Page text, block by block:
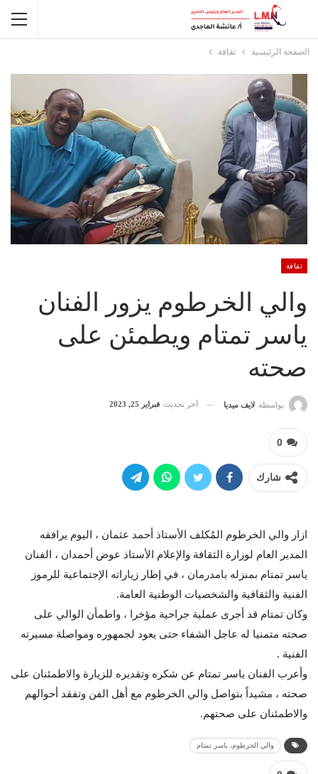
الصفحة الرئيسية ثقافة
ثقافة
والي الخرطوم يزور الفنان
ياسر تمتام ويطمئن على
صحته
بواسطة لايف ميديا آخر تحديث فبراير 25, 2023
0
شارك
ازار والي الخرطوم المُكلف الأستاذ أحمد عثمان ، اليوم يرافقه
المدير العام لوزارة الثقافة والإعلام الأستاذ عوض أحمدان ، الفنان
ياسر تمتام بمنزله بامدرمان ، في إطار زياراته الإجتماعية للرموز
الفنية والثقافية والشخصيات الوطنية العامة.
وكان تمتام قد أجرى عملية جراحية مؤخرا ، واطمأن الوالي على
صحته متمنيا له عاجل الشفاء حتى يعود لجمهوره ومواصلة مسيرته
الفنية .
وأعرب الفنان ياسر تمتام عن شكره وتقديره للزيارة والاطمئنان على
صحته ، مشيداً بتواصل والي الخرطوم مع أهل الفن وتفقد أحوالهم
والاطمئنان على صحتهم.
والي الخرطوم، ياسر تمتام